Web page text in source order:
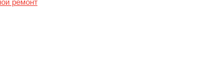
ремонт